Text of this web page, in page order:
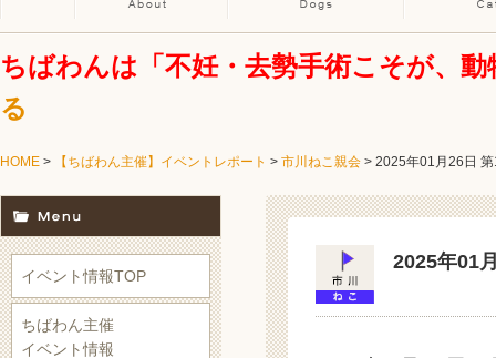
ちばわんは「不妊・去勢手術こそが、
る
HOME > 【ちばわん主催】イベントレポート > 市川ねこ親会 > 2025年01月26日
2025年01
イベント情報TOP
ちばわん主催
イベント情報